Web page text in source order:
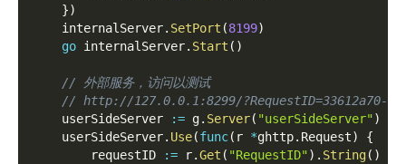
})
    internalServer
. SetPort (8199)
go internalServer. Start ( )
// 外部服务，访问以测试
// http://127.0.0.1:8299/?RequestID=33612a70-
    userSideServer
:= g. Server( "userSideServer")
    userSideServer
. Use(func( r *ghttp. Request)
{
        requestID
:= r.Get ( "RequestID") . String( )